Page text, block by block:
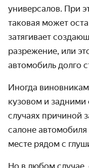
универсалов. При
таковая может
затягивает
разрежение, или
автомобиль долго
Иногда
кузовом и
случаях причиной
салоне автомобиля
месте рядом с